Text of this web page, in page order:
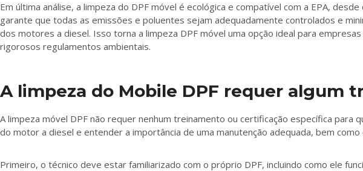
Em última análise, a limpeza do DPF móvel é ecológica e compatível com a EPA,
garante que todas as emissões e poluentes sejam adequadamente controlados e
dos motores a diesel. Isso torna a limpeza DPF móvel uma opção ideal para
rigorosos regulamentos ambientais.
A limpeza do Mobile DPF requer algum
A limpeza móvel DPF não requer nenhum treinamento ou certificação específica
do motor a diesel e entender a importância de uma manutenção adequada, bem
Primeiro, o técnico deve estar familiarizado com o próprio DPF, incluindo como ele